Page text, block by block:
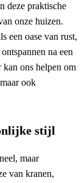
deze praktische
onze huizen.
een oase van rust,
na een
kan ons helpen om
ook
stijl
maar
van kranen,